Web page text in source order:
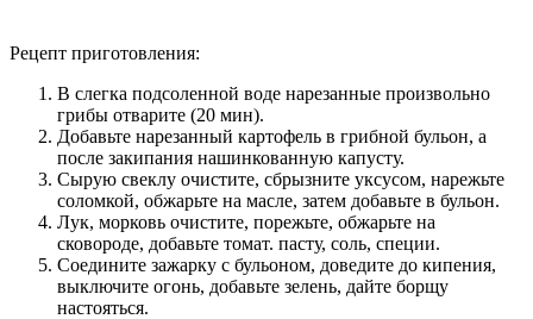
Рецепт приготовления:
В слегка подсоленной воде нарезанные произвольно
грибы отварите (20 мин).
Добавьте нарезанный картофель в грибной бульон, а
после закипания нашинкованную капусту.
Сырую свеклу очистите, сбрызните уксусом, нарежьте
соломкой, обжарьте на масле, затем добавьте в бульон.
Лук, морковь очистите, порежьте, обжарьте на
сковороде, добавьте томат. пасту, соль, специи.
Соедините зажарку с бульоном, доведите до кипения,
выключите огонь, добавьте зелень, дайте борщу
настояться.